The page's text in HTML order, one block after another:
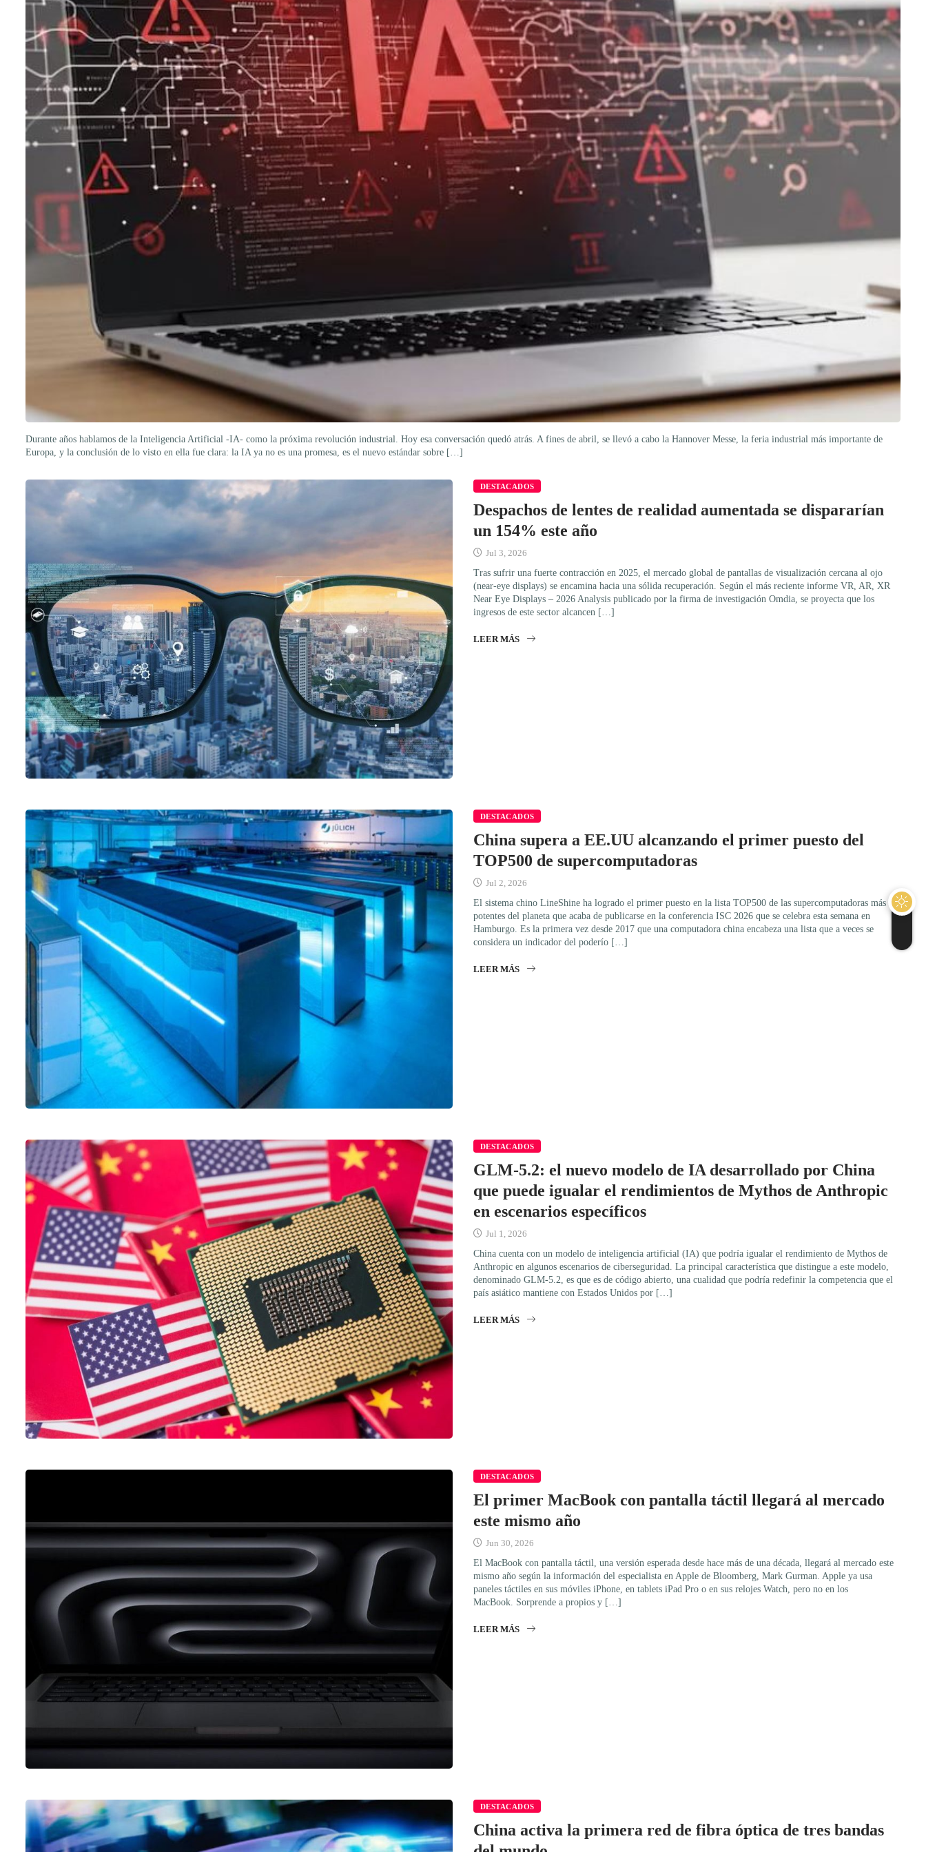
Durante años hablamos de la Inteligencia Artificial -IA- como la próxima revolución industrial. Hoy esa conversación quedó atrás. A fines de abril, se llevó a cabo la Hannover Messe, la feria industrial más importante de
Europa, y la conclusión de lo visto en ella fue clara: la IA ya no es una promesa, es el nuevo estándar sobre […]
DESTACADOS
Despachos de lentes de realidad aumentada se dispararían
un 154% este año
Jul 3, 2026
Tras sufrir una fuerte contracción en 2025, el mercado global de pantallas de visualización cercana al ojo
(near-eye displays) se encamina hacia una sólida recuperación. Según el más reciente informe VR, AR, XR
Near Eye Displays – 2026 Analysis publicado por la firma de investigación Omdia, se proyecta que los
ingresos de este sector alcancen […]
LEER MÁS
DESTACADOS
China supera a EE.UU alcanzando el primer puesto del
TOP500 de supercomputadoras
Jul 2, 2026
El sistema chino LineShine ha logrado el primer puesto en la lista TOP500 de las supercomputadoras más
potentes del planeta que acaba de publicarse en la conferencia ISC 2026 que se celebra esta semana en
Hamburgo. Es la primera vez desde 2017 que una computadora china encabeza una lista que a veces se
considera un indicador del poderío […]
LEER MÁS
DESTACADOS
GLM-5.2: el nuevo modelo de IA desarrollado por China
que puede igualar el rendimientos de Mythos de Anthropic
en escenarios específicos
Jul 1, 2026
China cuenta con un modelo de inteligencia artificial (IA) que podría igualar el rendimiento de Mythos de
Anthropic en algunos escenarios de ciberseguridad. La principal característica que distingue a este modelo,
denominado GLM-5.2, es que es de código abierto, una cualidad que podría redefinir la competencia que el
país asiático mantiene con Estados Unidos por […]
LEER MÁS
DESTACADOS
El primer MacBook con pantalla táctil llegará al mercado
este mismo año
Jun 30, 2026
El MacBook con pantalla táctil, una versión esperada desde hace más de una década, llegará al mercado este
mismo año según la información del especialista en Apple de Bloomberg, Mark Gurman. Apple ya usa
paneles táctiles en sus móviles iPhone, en tablets iPad Pro o en sus relojes Watch, pero no en los
MacBook. Sorprende a propios y […]
LEER MÁS
DESTACADOS
China activa la primera red de fibra óptica de tres bandas